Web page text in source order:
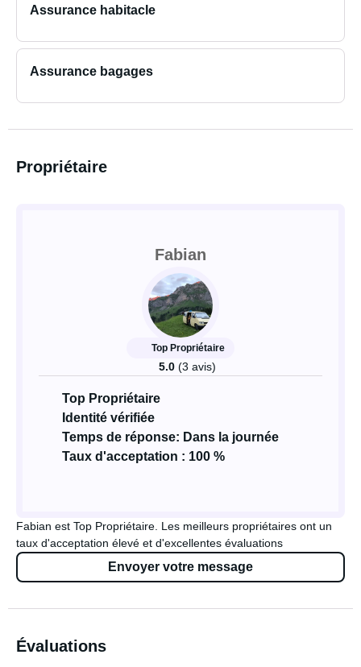
Assurance habitacle
Assurance bagages
Propriétaire
Fabian
Top Propriétaire
5.0 (3 avis)
Top Propriétaire
Identité vérifiée
Temps de réponse: Dans la journée
Taux d'acceptation : 100 %
Fabian est Top Propriétaire. Les meilleurs propriétaires ont un
taux d'acceptation élevé et d'excellentes évaluations
Envoyer votre message
Évaluations